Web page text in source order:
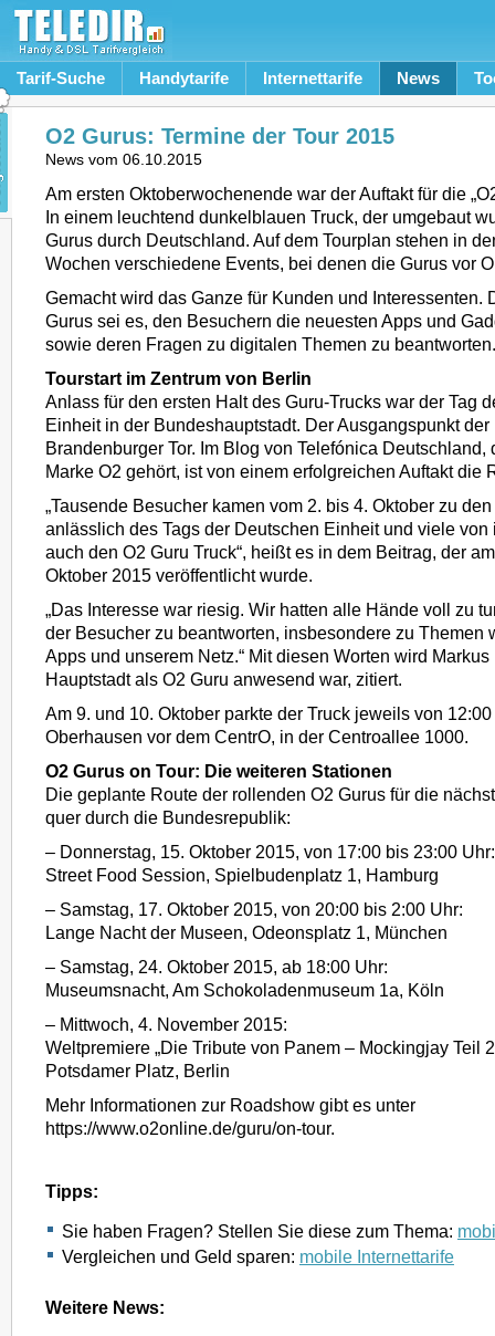
Tarif-Suche Handytarife Internettarife News
O2 Gurus: Termine der Tour 2015
News vom 06.10.2015
Am ersten Oktoberwochenende war der Auftakt für die
In einem leuchtend dunkelblauen Truck, der umgebaut
Gurus durch Deutschland. Auf dem Tourplan stehen in
Wochen verschiedene Events, bei denen die Gurus vor
Gemacht wird das Ganze für Kunden und Interessenten.
Gurus sei es, den Besuchern die neuesten Apps und
sowie deren Fragen zu digitalen Themen zu beantworten.
Tourstart im Zentrum von Berlin
Anlass für den ersten Halt des Guru-Trucks war der Tag
Einheit in der Bundeshauptstadt. Der Ausgangspunkt
Brandenburger Tor. Im Blog von Telefónica Deutschland,
Marke O2 gehört, ist von einem erfolgreichen Auftakt die
„Tausende Besucher kamen vom 2. bis 4. Oktober zu
anlässlich des Tags der Deutschen Einheit und viele von
auch den O2 Guru Truck“, heißt es in dem Beitrag, der
Oktober 2015 veröffentlicht wurde.
„Das Interesse war riesig. Wir hatten alle Hände voll zu
der Besucher zu beantworten, insbesondere zu Themen
Apps und unserem Netz.“ Mit diesen Worten wird
Hauptstadt als O2 Guru anwesend war, zitiert.
Am 9. und 10. Oktober parkte der Truck jeweils von
Oberhausen vor dem CentrO, in der Centroallee 1000.
O2 Gurus on Tour: Die weiteren Stationen
Die geplante Route der rollenden O2 Gurus für die
quer durch die Bundesrepublik:
– Donnerstag, 15. Oktober 2015, von 17:00 bis 23:00 Uhr:
Street Food Session, Spielbudenplatz 1, Hamburg
– Samstag, 17. Oktober 2015, von 20:00 bis 2:00 Uhr:
Lange Nacht der Museen, Odeonsplatz 1, München
– Samstag, 24. Oktober 2015, ab 18:00 Uhr:
Museumsnacht, Am Schokoladenmuseum 1a, Köln
– Mittwoch, 4. November 2015:
Weltpremiere „Die Tribute von Panem – Mockingjay Teil
Potsdamer Platz, Berlin
Mehr Informationen zur Roadshow gibt es unter
https://www.o2online.de/guru/on-tour.
Tipps:
Sie haben Fragen? Stellen Sie diese zum Thema:
Vergleichen und Geld sparen: mobile Internettarife
Weitere News: